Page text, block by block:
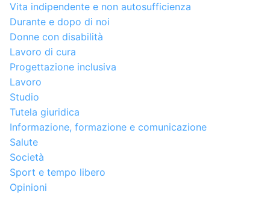
Vita indipendente e non autosufficienza
Durante e dopo di noi
Donne con disabilità
Lavoro di cura
Progettazione inclusiva
Lavoro
Studio
Tutela giuridica
Informazione, formazione e comunicazione
Salute
Società
Sport e tempo libero
Opinioni